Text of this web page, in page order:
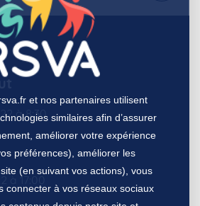
à 8:30
à 17:00
et nos partenaires utilisent
similaires afin d’assurer
améliorer votre expérience
préférences), améliorer les
(en suivant vos actions), vous
connecter à vos réseaux sociaux